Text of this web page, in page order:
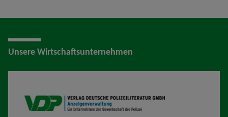
Unsere Wirtschaftsunternehmen
VDP AV